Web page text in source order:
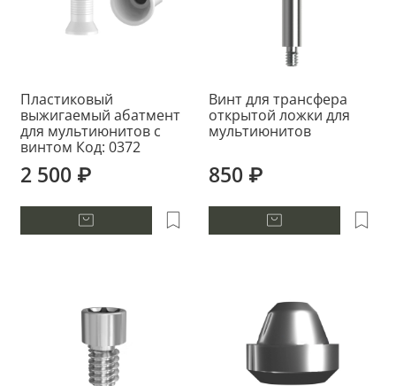
Пластиковый
выжигаемый абатмент
для мультиюнитов с
винтом Код: 0372
2 500 ₽
Винт для трансфера
открытой ложки для
мультиюнитов
850 ₽